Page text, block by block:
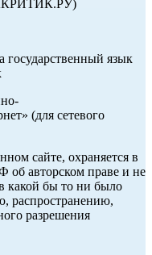
государственный язык
(для сетевого
сайте, охраняется в
об авторском праве и не
какой бы то ни было
распространению,
разрешения